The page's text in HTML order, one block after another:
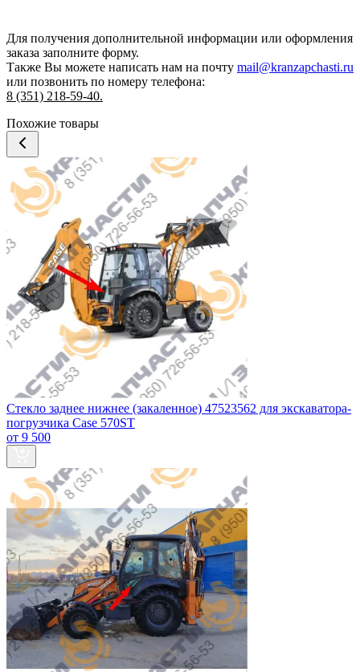
Для получения дополнительной информации или оформления
заказа заполните форму.
Также Вы можете написать нам на почту mail@kranzapchasti.ru
или позвонить по номеру телефона:
8 (351) 218-59-40.
Похожие товары
Стекло заднее нижнее (закаленное) 47523562 для экскаватора-
погрузчика Case 570ST
от 9 500